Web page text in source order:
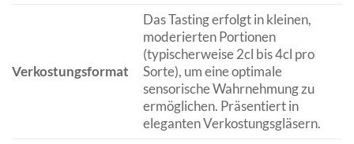
Verkostungsformat
Das Tasting erfolgt in kleinen,
moderierten Portionen
(typischerweise 2cl bis 4cl pro
Sorte), um eine optimale
sensorische Wahrnehmung zu
ermöglichen. Präsentiert in
eleganten Verkostungsgläsern.